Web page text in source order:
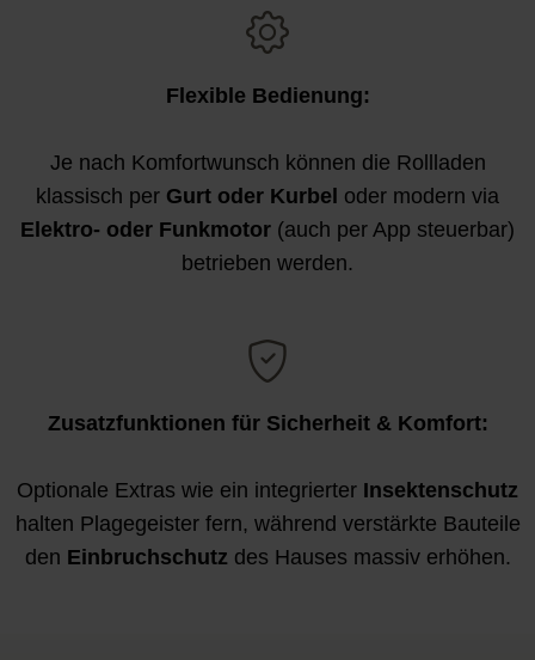
Flexible Bedienung:
Je nach Komfortwunsch können die Rollladen
klassisch per Gurt oder Kurbel oder modern via
Elektro- oder Funkmotor (auch per App steuerbar)
betrieben werden.
Zusatzfunktionen für Sicherheit & Komfort:
Optionale Extras wie ein integrierter Insektenschutz
halten Plagegeister fern, während verstärkte Bauteile
den Einbruchschutz des Hauses massiv erhöhen.